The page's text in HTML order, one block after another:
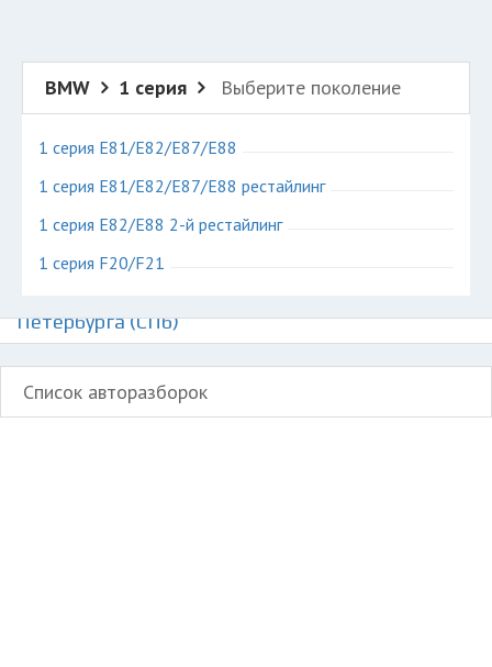
BMW 1 серия Выберите поколение
1 серия E81/E82/E87/E88
1 серия E81/E82/E87/E88 рестайлинг
1 серия E82/E88 2-й рестайлинг
1 серия F20/F21
Петербурга (СПб)
Список авторазборок